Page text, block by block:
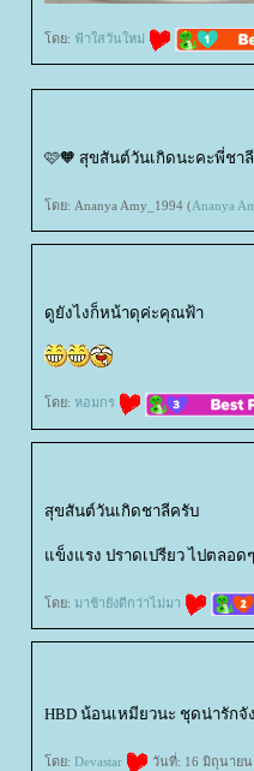
ดย: ฟ้าใสวันใหม่
🩷🧡 สุขสันต์วันเกิดนะคะพี่ชาลี
ดย: Ananya Amy_1994 (Ananya
ดูยังไงก็หน้าดุค่ะคุณฟ้า
ดย: หอมกร
สุขสันต์วันเกิดชาลีครับ
ข็งแรง ปราดเปรียว ไปตลอด
ดย: มาช้ายังดีกว่าไม่มา
HBD น้อนเหมียวนะ ชุดน่ารักจั
ดย: Devastar วันที่: 16 มิถุนายน